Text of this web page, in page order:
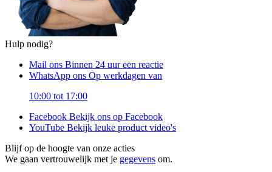
Hulp nodig?
Mail ons Binnen 24 uur een reactie
WhatsApp ons Op werkdagen van
10:00 tot 17:00
Facebook Bekijk ons op Facebook
YouTube Bekijk leuke product video's
Blijf op de hoogte van onze acties
We gaan vertrouwelijk met je gegevens om.